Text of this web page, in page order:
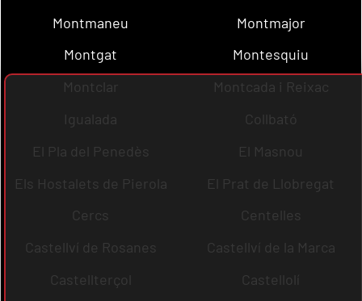
Montmaneu
Montmajor
Montgat
Montesquiu
Montclar
Montcada i Reixac
Igualada
Collbató
El Pla del Penedès
El Masnou
Els Hostalets de Pierola
El Prat de Llobregat
Cercs
Centelles
Castellví de Rosanes
Castellví de la Marca
Castellterçol
Castellolí